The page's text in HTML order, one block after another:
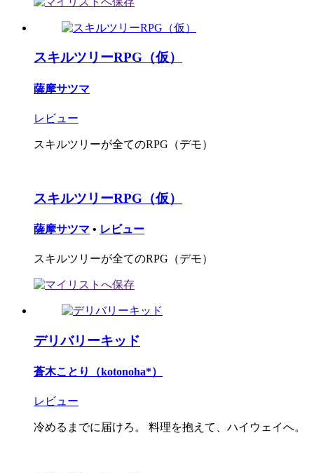
スキルツリーRPG（仮）
薩摩サツマ
レビュー
スキルツリーが全てのRPG（デモ）
スキルツリーRPG（仮）
薩摩サツマ • レビュー
スキルツリーが全てのRPG（デモ）
デリバリーキッド
蒼木ことり（kotonoha*）
レビュー
冷めるまでに届けろ。 料理を抱えて、ハイウェイへ。